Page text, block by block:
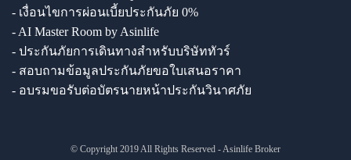
- เงื่อนไขการผ่อนเบี้ยประกันภัย 0%
- AI Master Room by Asinlife
- ประกันภัยการเดินทางสำหรับบริษัททัวร์
- สอบถามข้อมูลประกันภัยขอใบเสนอราคา
- อบรมขอรับต่อบัตรนายหน้าประกันวินาศภัย
© Copyright 2019 All Rights Reserved - Asinlife Broker